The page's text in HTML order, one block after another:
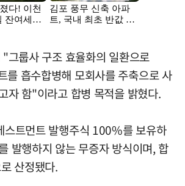
그룹사 구조 효율화의 일환으로
를 흡수합병해 모회사를 주축으로 사
자 함"이라고 합병 목적을 밝혔다.
트먼트 발행주식 100%를 보유하
발행하지 않는 무증자 방식이며, 합
산정됐다.